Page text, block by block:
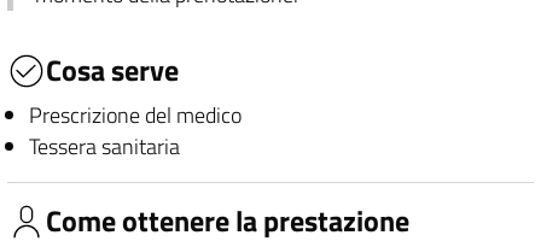
Cosa serve
Prescrizione del medico
Tessera sanitaria
Come ottenere la prestazione